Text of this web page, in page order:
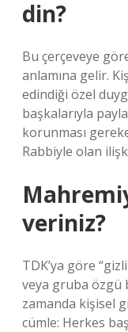
din?
Bu çerçeveye
anlamına gelir.
edindiği özel
başkalarıyla
korunması
Rabbiyle olan
veriniz?
TDK’ya göre
veya gruba özgü
zamanda kişisel
cümle: Herkes